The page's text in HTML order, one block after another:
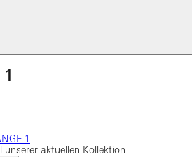
1
unserer aktuellen Kollektion